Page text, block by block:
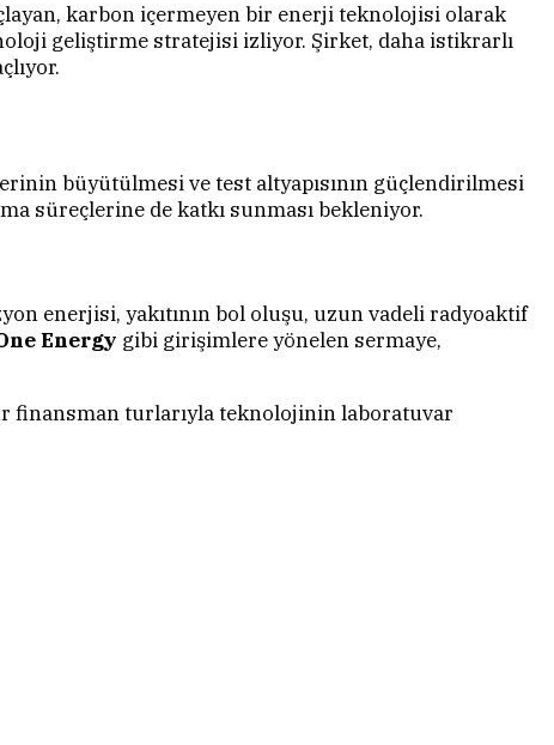
karbon içermeyen bir enerji teknolojisi olarak
geliştirme stratejisi izliyor. Şirket, daha istikrarlı
büyütülmesi ve test altyapısının güçlendirilmesi
süreçlerine de katkı sunması bekleniyor.
enerjisi, yakıtının bol oluşu, uzun vadeli radyoaktif
Energy gibi girişimlere yönelen sermaye,
finansman turlarıyla teknolojinin laboratuvar